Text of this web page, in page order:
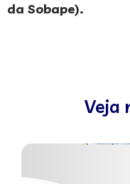
da Sobape).
Veja